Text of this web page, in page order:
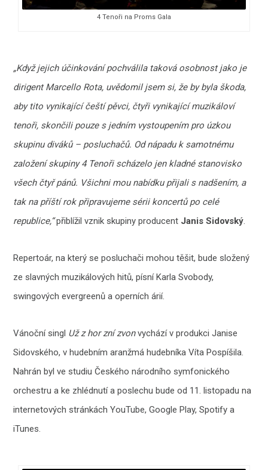
4 Tenoři na Proms Gala
„Když jejich účinkování pochválila taková osobnost jako je
dirigent Marcello Rota, uvědomil jsem si, že by byla škoda,
aby tito vynikající čeští pěvci, čtyři vynikající muzikáloví
tenoři, skončili pouze s jedním vystoupením pro úzkou
skupinu diváků – posluchačů. Od nápadu k samotnému
založení skupiny 4 Tenoři scházelo jen kladné stanovisko
všech čtyř pánů. Všichni mou nabídku přijali s nadšením, a
tak na příští rok připravujeme sérii koncertů po celé
republice,“přiblížil vznik skupiny producent Janis Sidovský.
Repertoár, na který se posluchači mohou těšit, bude složený
ze slavných muzikálových hitů, písní Karla Svobody,
swingových evergreenů a operních árií.
Vánoční singl Už z hor zní zvonvychází v produkci Janise
Sidovského, v hudebním aranžmá hudebníka Víta Pospíšila.
Nahrán byl ve studiu Českého národního symfonického
orchestru a ke zhlédnutí a poslechu bude od 11. listopadu na
internetových stránkách YouTube, Google Play, Spotify a
iTunes.